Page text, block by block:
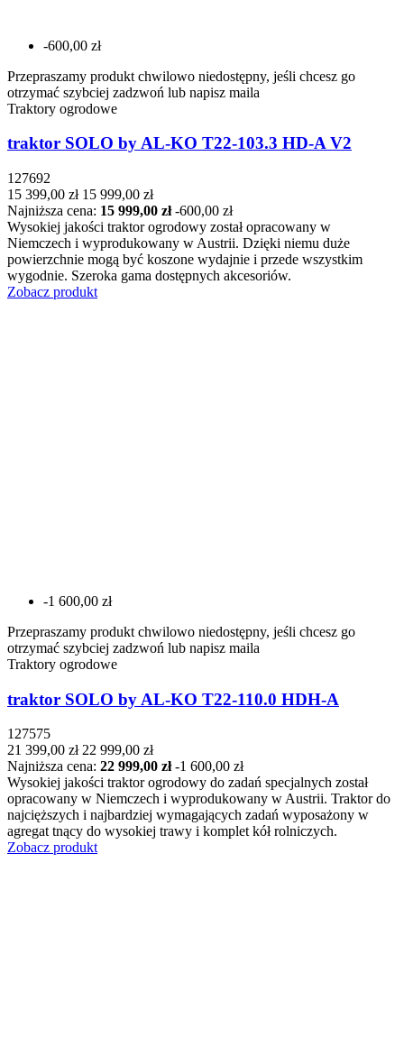
-600,00 zł
Przepraszamy produkt chwilowo niedostępny, jeśli chcesz go
otrzymać szybciej zadzwoń lub napisz maila
Traktory ogrodowe
traktor SOLO by AL-KO T22-103.3 HD-A V2
127692
15 399,00 zł 15 999,00 zł
Najniższa cena: 15 999,00 zł -600,00 zł
Wysokiej jakości traktor ogrodowy został opracowany w
Niemczech i wyprodukowany w Austrii. Dzięki niemu duże
powierzchnie mogą być koszone wydajnie i przede wszystkim
wygodnie. Szeroka gama dostępnych akcesoriów.
Zobacz produkt
-1 600,00 zł
Przepraszamy produkt chwilowo niedostępny, jeśli chcesz go
otrzymać szybciej zadzwoń lub napisz maila
Traktory ogrodowe
traktor SOLO by AL-KO T22-110.0 HDH-A
127575
21 399,00 zł 22 999,00 zł
Najniższa cena: 22 999,00 zł -1 600,00 zł
Wysokiej jakości traktor ogrodowy do zadań specjalnych został
opracowany w Niemczech i wyprodukowany w Austrii. Traktor do
najcięższych i najbardziej wymagających zadań wyposażony w
agregat tnący do wysokiej trawy i komplet kół rolniczych.
Zobacz produkt